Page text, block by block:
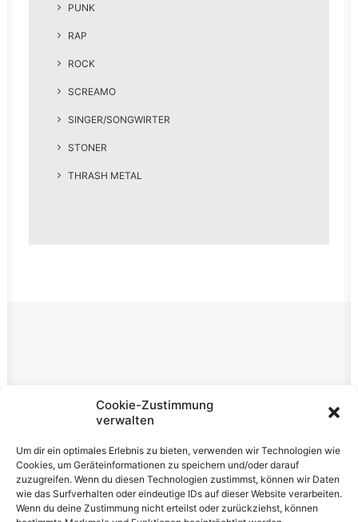
Cookie-Zustimmung
verwalten
Um dir ein optimales Erlebnis zu bieten, verwenden wir Technologien wie
Cookies, um Geräteinformationen zu speichern und/oder darauf
zuzugreifen. Wenn du diesen Technologien zustimmst, können wir Daten
wie das Surfverhalten oder eindeutige IDs auf dieser Website verarbeiten.
Wenn du deine Zustimmung nicht erteilst oder zurückziehst, können
PUNK
RAP
ROCK
SCREAMO
SINGER/SONGWIRTER
STONER
THRASH METAL
Rechtliches
Datenschutzerklärung
Cookie-Richtlinie (EU)